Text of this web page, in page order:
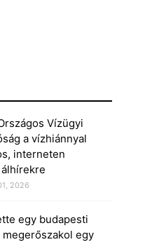
Vízügyi
a vízhiánnyal
interneten
2026
egy budapesti
egy